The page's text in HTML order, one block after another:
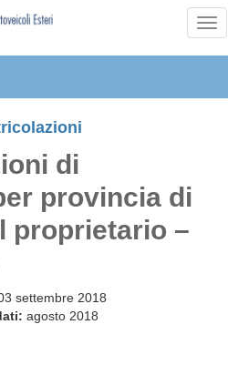
di
provincia di
proprietario –
settembre 2018
agosto 2018